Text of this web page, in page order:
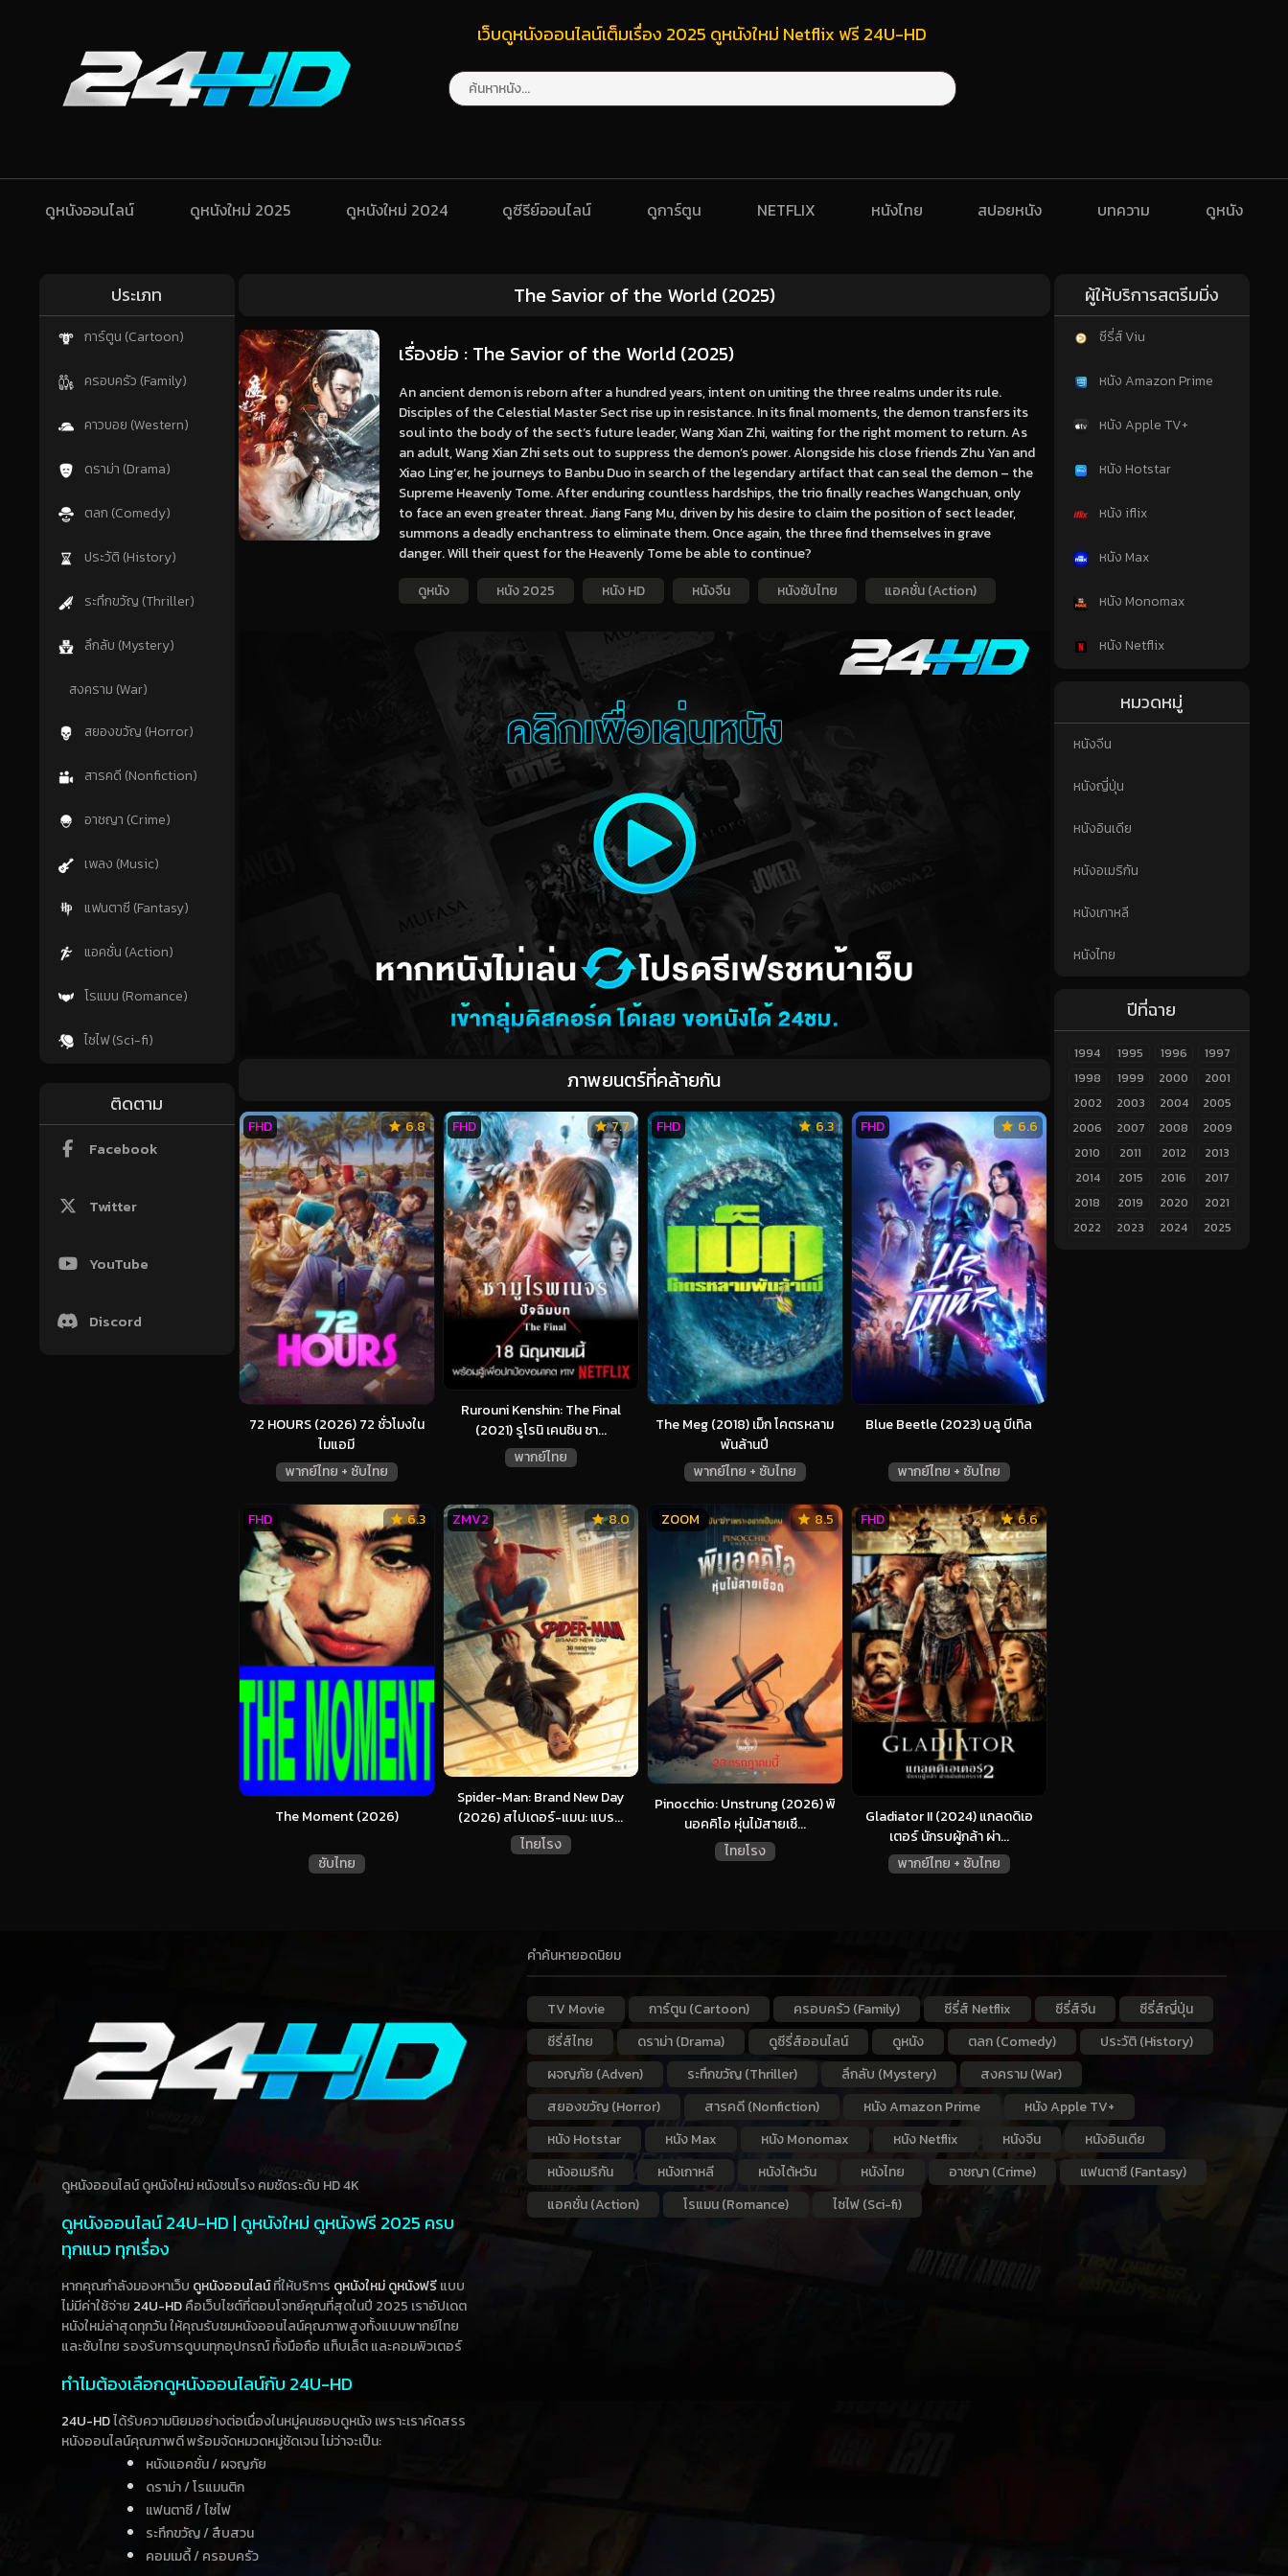
เว็บดูหนังออนไลน์เต็มเรื่อง 2025 ดูหนังใหม่ Netflix ฟรี 24U-HD
ดูหนังออนไลน์ ดูหนังใหม่ 2025 ดูหนังใหม่ 2024 ดูซีรีย์ออนไลน์ ดูการ์ตูน NETFLIX หนังไทย สปอยหนัง บทความ ดูหนัง
ประเภท
การ์ตูน (Cartoon)
ครอบครัว (Family)
คาวบอย (Western)
ดราม่า (Drama)
ตลก (Comedy)
ประวัติ (History)
ระทึกขวัญ (Thriller)
ลึกลับ (Mystery)
สงคราม (War)
สยองขวัญ (Horror)
สารคดี (Nonfiction)
อาชญา (Crime)
เพลง (Music)
แฟนตาซี (Fantasy)
แอคชั่น (Action)
โรแมน (Romance)
ไซไฟ (Sci-fi)
ติดตาม
Facebook
Twitter
YouTube
Discord
The Savior of the World (2025)
เรื่องย่อ : The Savior of the World (2025)
An ancient demon is reborn after a hundred years, intent on uniting the three realms under its rule.
Disciples of the Celestial Master Sect rise up in resistance. In its final moments, the demon transfers its
soul into the body of the sect’s future leader, Wang Xian Zhi, waiting for the right moment to return. As
an adult, Wang Xian Zhi sets out to suppress the demon’s power. Alongside his close friends Zhu Yan and
Xiao Ling’er, he journeys to Banbu Duo in search of the legendary artifact that can seal the demon – the
Supreme Heavenly Tome. After enduring countless hardships, the trio finally reaches Wangchuan, only
to face an even greater threat. Jiang Fang Mu, driven by his desire to claim the position of sect leader,
summons a deadly enchantress to eliminate them. Once again, the three find themselves in grave
danger. Will their quest for the Heavenly Tome be able to continue?
ดูหนัง
หนัง 2025 หนัง HD หนังจีน หนังซับไทย แอคชั่น (Action)
ภาพยนตร์ที่คล้ายกัน
72 HOURS (2026) 72 ชั่วโมงใน
ไมแอมี
พากย์ไทย + ซับไทย
6.8
FHD
Rurouni Kenshin: The Final
(2021) รูโรนิ เคนชิน ซา...
พากย์ไทย
7.7
FHD
The Meg (2018) เม็ก โคตรหลาม
พันล้านปี
พากย์ไทย + ซับไทย
6.3
FHD
Blue Beetle (2023) บลู บีเทิล
พากย์ไทย + ซับไทย
6.6
FHD
The Moment (2026)
ซับไทย
6.3
FHD
Spider-Man: Brand New Day
(2026) สไปเดอร์-แมน: แบร...
ไทยโรง
8.0
ZMV2
Pinocchio: Unstrung (2026) พิ
นอคคิโอ หุ่นไม้สายเชื...
ไทยโรง
8.5
ZOOM
Gladiator II (2024) แกลดดิเอ
เตอร์ นักรบผู้กล้า ผ่า...
พากย์ไทย + ซับไทย
6.6
FHD
ผู้ให้บริการสตรีมมิ่ง
ซีรี่ส์ Viu
หนัง Amazon Prime
หนัง Apple TV+
หนัง Hotstar
หนัง iflix
หนัง Max
หนัง Monomax
หนัง Netflix
หมวดหมู่
หนังจีน
หนังญี่ปุ่น
หนังอินเดีย
หนังอเมริกัน
หนังเกาหลี
หนังไทย
ปีที่ฉาย
1994 1995 1996
1997
1998
1999 2000
2001
2002
2003 2004
2005
2006
2007 2008
2009
2010
2011 2012
2013
2014
2015 2016
2017
2018
2019 2020
2021
2022
2023 2024 2025
ดูหนังออนไลน์ ดูหนังใหม่ หนังชนโรง คมชัดระดับ HD 4K
ดูหนังออนไลน์ 24U-HD | ดูหนังใหม่ ดูหนังฟรี 2025 ครบ
ทุกแนว ทุกเรื่อง
หากคุณกำลังมองหาเว็บ ดูหนังออนไลน์ที่ให้บริการ ดูหนังใหม่ดูหนังฟรีแบบ
ไม่มีค่าใช้จ่าย 24U-HDคือเว็บไซต์ที่ตอบโจทย์คุณที่สุดในปี 2025 เราอัปเดต
หนังใหม่ล่าสุดทุกวัน ให้คุณรับชมหนังออนไลน์คุณภาพสูงทั้งแบบพากย์ไทย
และซับไทย รองรับการดูบนทุกอุปกรณ์ ทั้งมือถือ แท็บเล็ต และคอมพิวเตอร์
ทำไมต้องเลือกดูหนังออนไลน์กับ 24U-HD
24U-HDได้รับความนิยมอย่างต่อเนื่องในหมู่คนชอบดูหนัง เพราะเราคัดสรร
หนังออนไลน์คุณภาพดี พร้อมจัดหมวดหมู่ชัดเจน ไม่ว่าจะเป็น:
หนังแอคชั่น / ผจญภัย
ดราม่า / โรแมนติก
แฟนตาซี / ไซไฟ
ระทึกขวัญ / สืบสวน
คอมเมดี้ / ครอบครัว
คำค้นหายอดนิยม
TV Movie การ์ตูน (Cartoon) ครอบครัว (Family) ซีรี่ส์ Netflix ซีรี่ส์จีน
ซีรี่ส์ญี่ปุ่น
ซีรี่ส์ไทย
ดราม่า (Drama) ดูซีรี่ส์ออนไลน์ ดูหนัง ตลก (Comedy)
ประวัติ (History)
ผจญภัย (Adven)
ระทึกขวัญ (Thriller) ลึกลับ (Mystery)
สงคราม (War)
สยองขวัญ (Horror)
สารคดี (Nonfiction) หนัง Amazon Prime
หนัง Apple TV+
หนัง Hotstar
หนัง Max หนัง Monomax หนัง Netflix หนังจีน
หนังอินเดีย
หนังอเมริกัน
หนังเกาหลี หนังไต้หวัน หนังไทย อาชญา (Crime)
แฟนตาซี (Fantasy)
แอคชั่น (Action)
โรแมน (Romance) ไซไฟ (Sci-fi)